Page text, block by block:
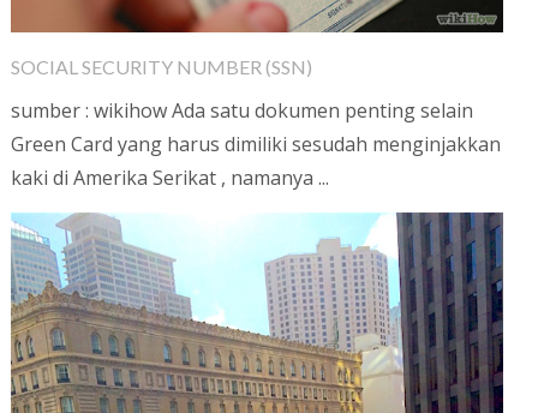
SOCIAL SECURITY NUMBER (SSN)
sumber : wikihow Ada satu dokumen penting selain
Green Card yang harus dimiliki sesudah menginjakkan
kaki di Amerika Serikat , namanya ...